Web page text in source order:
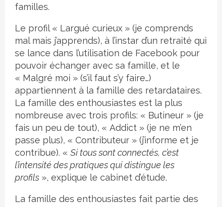
familles.
Le profil « Largué curieux » (je comprends
mal mais j’apprends), à l’instar d’un retraité qui
se lance dans l’utilisation de Facebook pour
pouvoir échanger avec sa famille, et le
« Malgré moi » (s’il faut s’y faire…)
appartiennent à la famille des retardataires.
La famille des enthousiastes est la plus
nombreuse avec trois profils: « Butineur » (je
fais un peu de tout), « Addict » (je ne m’en
passe plus), « Contributeur » (j’informe et je
contribue). « Si tous sont connectés, c’est
l’intensité des pratiques qui distingue les
profils », explique le cabinet d’étude.
La famille des enthousiastes fait partie des